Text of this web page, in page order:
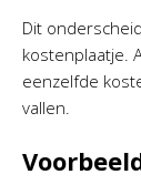
Dit
kostenplaatje.
eenzelfde
vallen.